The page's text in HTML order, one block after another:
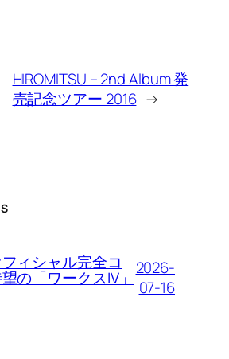
HIROMITSU – 2nd Album 発
売記念ツアー 2016 →
ィシャル完全コ
の「ワークスIV」 2026-
07-16